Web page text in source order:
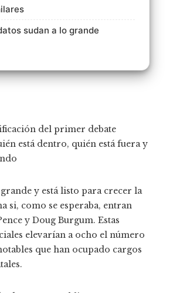
sudan a lo grande
y está listo para crecer la
si, como se esperaba, entran
y Doug Burgum. Estas
elevarían a ocho el número
que han ocupado cargos